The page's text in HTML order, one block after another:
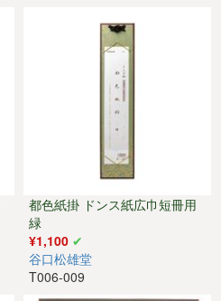
都色紙掛 ドンス紙広巾短冊用
緑
¥1,100
谷口松雄堂
T006-009